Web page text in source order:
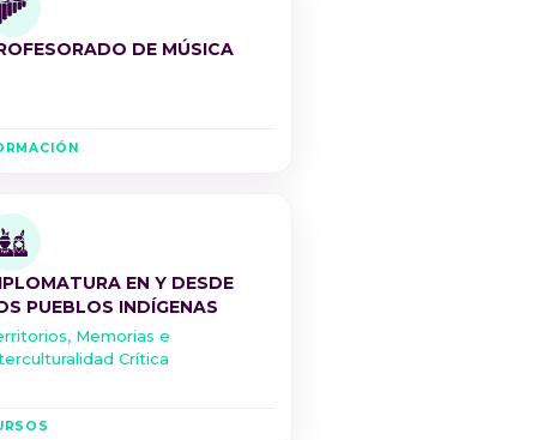
DE MÚSICA
EN Y DESDE
PUEBLOS INDÍGENAS
Memorias e
Crítica